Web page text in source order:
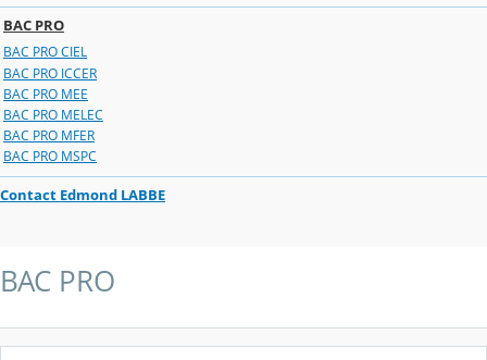
BAC PRO
BAC PRO CIEL
BAC PRO ICCER
BAC PRO MEE
BAC PRO MELEC
BAC PRO MFER
BAC PRO MSPC
Contact Edmond LABBE
BAC PRO